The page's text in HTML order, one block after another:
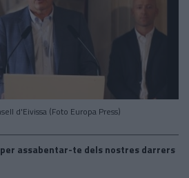
d'Eivissa (Foto Europa Press)
assabentar-te dels nostres darrers